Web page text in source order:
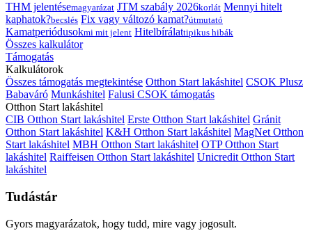
THM jelentésemagyarázat JTM szabály 2026korlát Mennyi hitelt
kaphatok?becslés Fix vagy változó kamat?útmutató
Kamatperiódusokmi mit jelent Hitelbírálattipikus hibák
Összes kalkulátor
Támogatás
Kalkulátorok
Összes támogatás megtekintése Otthon Start lakáshitel CSOK Plusz
Babaváró Munkáshitel Falusi CSOK támogatás
Otthon Start lakáshitel
CIB Otthon Start lakáshitel Erste Otthon Start lakáshitel Gránit
Otthon Start lakáshitel K&H Otthon Start lakáshitel MagNet Otthon
Start lakáshitel MBH Otthon Start lakáshitel OTP Otthon Start
lakáshitel Raiffeisen Otthon Start lakáshitel Unicredit Otthon Start
lakáshitel
Tudástár
Gyors magyarázatok, hogy tudd, mire vagy jogosult.